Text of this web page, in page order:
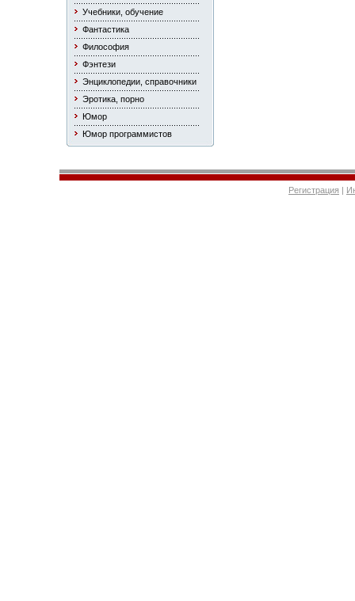
Учебники, обучение
Фантастика
Философия
Фэнтези
Энциклопедии, справочники
Эротика, порно
Юмор
Юмор программистов
Регистрация |